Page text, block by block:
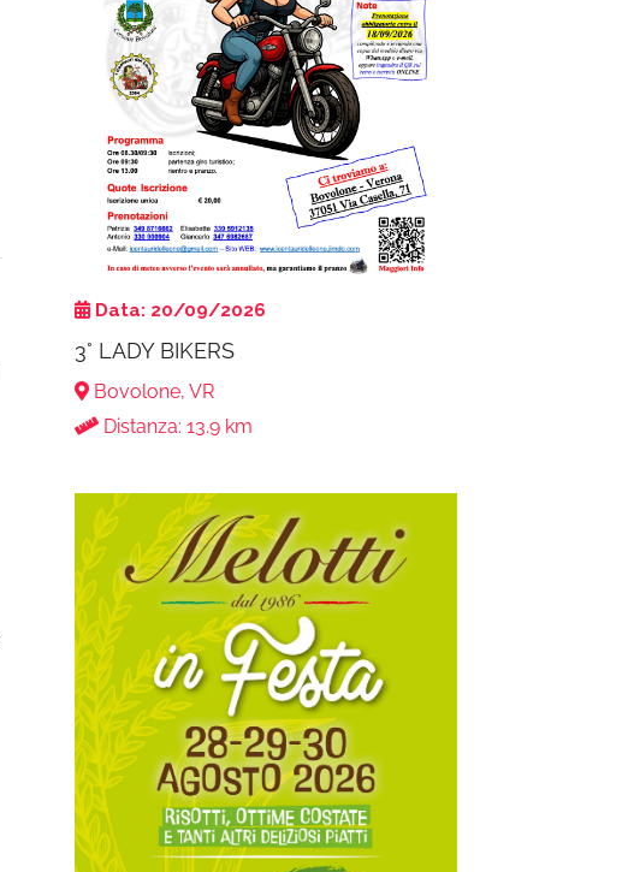
Data: 20/09/2026
3° LADY BIKERS
Bovolone, VR
Distanza: 13.9 km